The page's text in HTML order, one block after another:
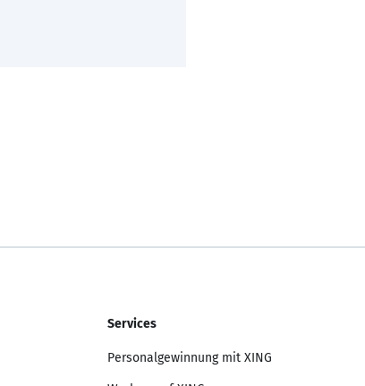
Services
Personalgewinnung mit XING